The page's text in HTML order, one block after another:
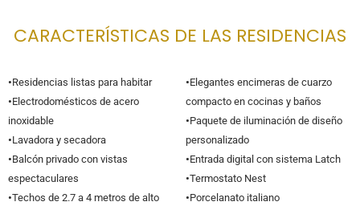
CARACTERÍSTICAS DE LAS RESIDENCIAS
•Residencias listas para habitar
•Electrodomésticos de acero
inoxidable
•Lavadora y secadora
•Balcón privado con vistas
espectaculares
•Techos de 2.7 a 4 metros de alto
•Elegantes encimeras de cuarzo
compacto en cocinas y baños
•Paquete de iluminación de diseño
personalizado
•Entrada digital con sistema Latch
•Termostato Nest
•Porcelanato italiano